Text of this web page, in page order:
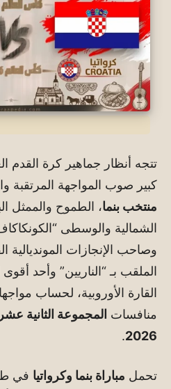
تتجه أنظار جماهير كرة القدم
كبير صوب المواجهة المرتقبة
منتخب بنما، الطموح والممثل
الشمالية والوسطى
وصاحب الإنجازات المونديالية
الملقب بـ “الناريين” وأحد
القارة الأوروبية، لحساب
منافسات المجموعة الثانية
2026
.
تحمل مباراة بنما وكرواتيا في